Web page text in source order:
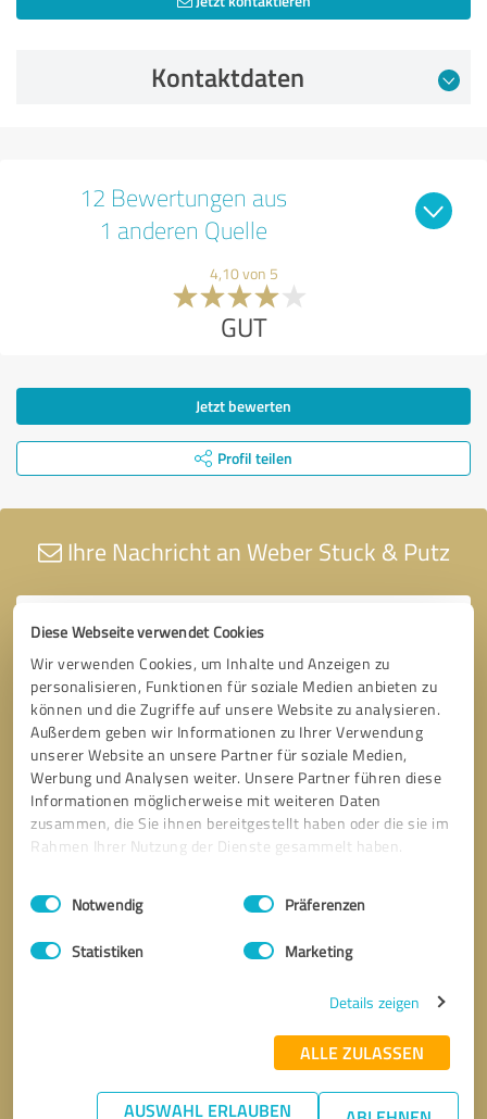
Diese Webseite verwendet Cookies
Wir verwenden Cookies, um Inhalte und Anzeigen zu
personalisieren, Funktionen für soziale Medien anbieten zu
können und die Zugriffe auf unsere Website zu analysieren.
Außerdem geben wir Informationen zu Ihrer Verwendung
unserer Website an unsere Partner für soziale Medien,
Werbung und Analysen weiter. Unsere Partner führen diese
Informationen möglicherweise mit weiteren Daten
zusammen, die Sie ihnen bereitgestellt haben oder die sie im
Rahmen Ihrer Nutzung der Dienste gesammelt haben.
Impressum Datenschutzbestimmungen
Einwilligungsauswahl
Notwendig Präferenzen
Statistiken Marketing
Details zeigen
ALLE ZULASSEN
AUSWAHL ERLAUBEN
Kontaktdaten
12 Bewertungen aus
1 anderen Quelle
4,10 von 5
GUT
Jetzt bewerten
Profil teilen
Ihre Nachricht an Weber Stuck & Putz
* Erforderliche Angaben
Nachricht senden